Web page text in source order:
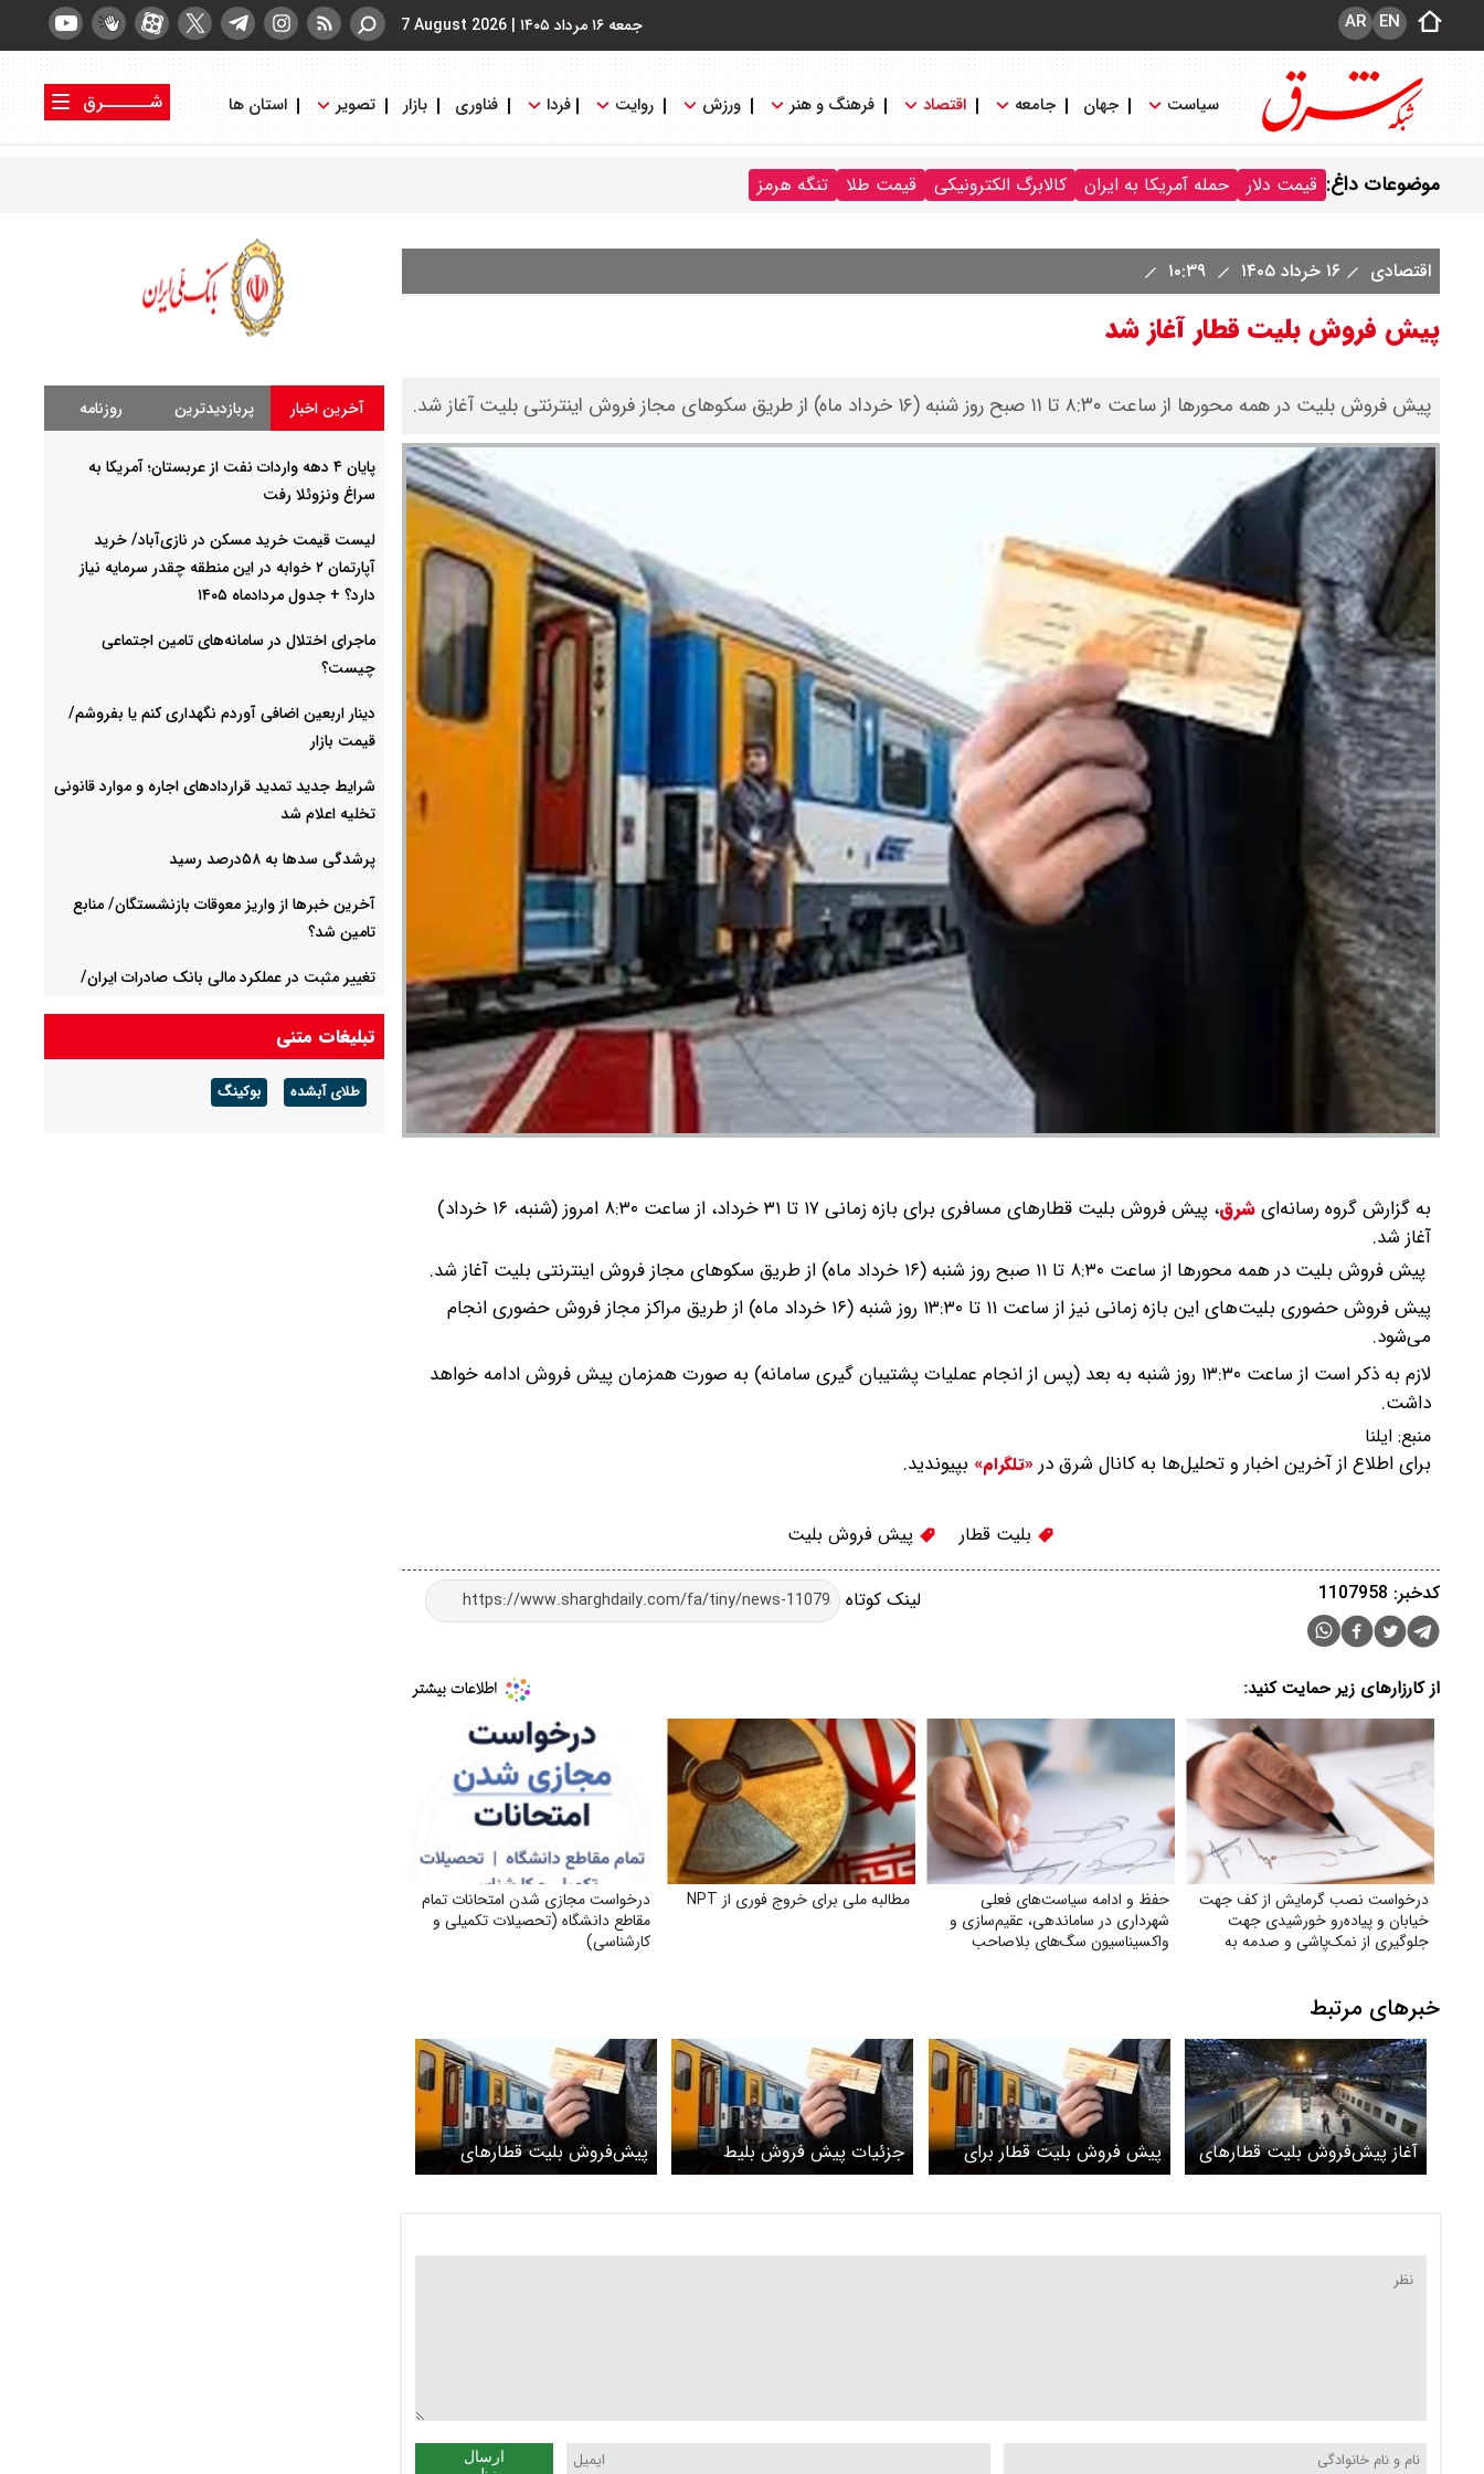
جمعه ۱۶ مرداد ۱۴۰۵ |
7 August 2026 EN
AR
سیاست جهان جامعه اقتصاد فرهنگ و هنر ورزش روایت فردا فناوری بازار تصویر استان ها
شــــــرق
موضوعات داغ: قیمت دلار حمله آمریکا به ایران کالابرگ الکترونیکی قیمت طلا تنگه هرمز
اقتصادی ۱۶ خرداد ۱۴۰۵
پیش فروش بلیت قطار آغاز شد
پیش فروش بلیت در همه محور‌ها از ساعت ۸:۳۰ تا ۱۱ صبح روز شنبه (۱۶ خرداد ماه) از طریق سکو‌های مجاز فروش اینترنتی بلیت آغاز شد.
به گزارش گروه رسانه‌ایشرق،
پیش فروش بلیت قطار‌های مسافری برای بازه زمانی ۱۷ تا ۳۱ خرداد، از ساعت ۸:۳۰ امروز (شنبه، ۱۶ خرداد)
آغاز شد.
پیش فروش بلیت در همه محور‌ها از ساعت ۸:۳۰ تا ۱۱ صبح روز شنبه (۱۶ خرداد ماه) از طریق سکو‌های مجاز فروش اینترنتی بلیت آغاز شد.
پیش فروش حضوری بلیت‌های این بازه زمانی نیز از ساعت ۱۱ تا ۱۳:۳۰ روز شنبه (۱۶ خرداد ماه) از طریق مراکز مجاز فروش حضوری انجام
می‌شود.
لازم به ذکر است از ساعت ۱۳:۳۰ روز شنبه به بعد (پس از انجام عملیات پشتیبان گیری سامانه) به صورت همزمان پیش فروش ادامه خواهد
داشت.
منبع: ایلنا
برای اطلاع از آخرین اخبار و تحلیل‌ها به کانال شرق در «تلگرام» بپیوندید.
بلیت قطار پیش فروش بلیت
لینک کوتاه کدخبر: 1107958
از کارزارهای زیر حمایت کنید:
درخواست نصب گرمایش از کف جهت
خیابان و پیاده‌رو خورشیدی جهت
جلوگیری از نمک‌پاشی و صدمه به
حفظ و ادامه سیاست‌های فعلی
شهرداری در ساماندهی، عقیم‌سازی و
واکسیناسیون سگ‌های بلاصاحب
مطالبه ملی برای خروج فوری از NPT
درخواست مجازی شدن امتحانات تمام
مقاطع دانشگاه (تحصیلات تکمیلی و
کارشناسی)
خبرهای مرتبط
آغاز پیش‌فروش بلیت‌ قطارهای
مسافری یکم تا شانزدهم خرداد
پیش فروش بلیت قطار برای
فروردین و اردیبهشت آغاز شد
جزئیات پیش فروش بلیط
قطارهای نوروز ۱۴۰۵ اعلام شد
پیش‌فروش بلیت قطارهای
مسافری بهمن‌ماه از فردا آغاز
ارسال
آخرین اخبار پربازدیدترین روزنامه
پایان ۴ دهه واردات نفت از عربستان؛ آمریکا به
سراغ ونزوئلا رفت
لیست قیمت خرید مسکن در نازی‌آباد/ خرید
آپارتمان ۲ خوابه در این منطقه چقدر سرمایه نیاز
دارد؟ + جدول مردادماه ۱۴۰۵
ماجرای اختلال در سامانه‌های تامین اجتماعی
چیست؟
دینار اربعین اضافی آوردم نگهداری کنم یا بفروشم/
قیمت بازار
شرایط جدید تمدید قراردادهای اجاره و موارد قانونی
تخلیه اعلام شد
پرشدگی سدها به ۵۸درصد رسید
آخرین خبرها از واریز معوقات بازنشستگان/ منابع
تامین شد؟
تغییر مثبت در عملکرد مالی بانک صادرات ایران/
شرط جدید بازنشستگی اعلام شد + جزئیات
تبلیغات متنی
طلای آبشده بوکینگ